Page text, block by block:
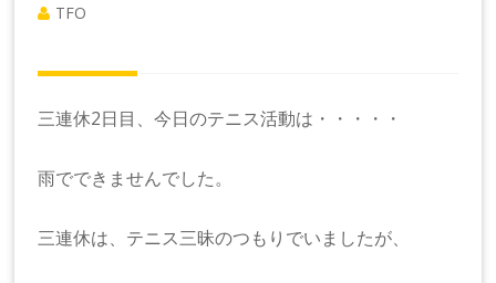
TFO
三連休2日目、今日のテニス活動は・・・・・
雨でできませんでした。
三連休は、テニス三昧のつもりでいましたが、